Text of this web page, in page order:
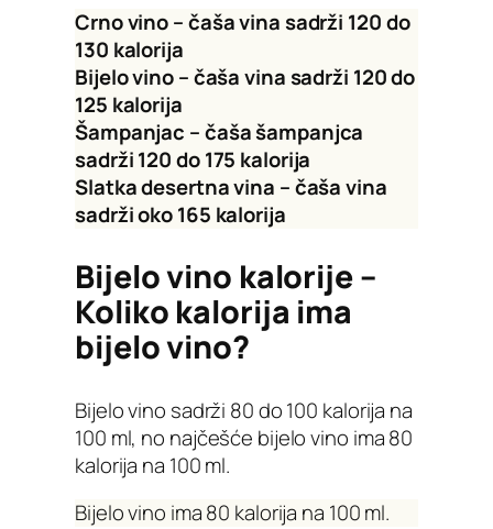
Crno vino – čaša vina sadrži 120 do
130 kalorija
Bijelo vino – čaša vina sadrži 120 do
125 kalorija
Šampanjac – čaša šampanjca
sadrži 120 do 175 kalorija
Slatka desertna vina – čaša vina
sadrži oko 165 kalorija
Bijelo vino kalorije –
Koliko kalorija ima
bijelo vino?
Bijelo vino sadrži 80 do 100 kalorija na
100 ml, no najčešće bijelo vino ima 80
kalorija na 100 ml.
Bijelo vino ima 80 kalorija na 100 ml.